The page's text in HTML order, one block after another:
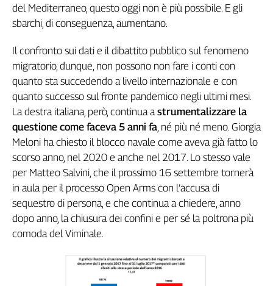
Cerca
Contatti
La
Social
del Mediterraneo, questo oggi non è più possibile. E gli
sbarchi, di conseguenza, aumentano.
Il confronto sui dati e il dibattito pubblico sul fenomeno
migratorio, dunque, non possono non fare i conti con
quanto sta succedendo a livello internazionale e con
quanto successo sul fronte pandemico negli ultimi mesi.
La destra italiana, però, continua astrumentalizzare la
questione come faceva 5 anni fa, né più né meno. Giorgia
Meloni ha chiesto il blocco navale come aveva già fatto lo
scorso anno, nel 2020 e anche nel 2017. Lo stesso vale
per Matteo Salvini, che il prossimo 16 settembre tornerà
in aula per il processo Open Arms con l’accusa di
sequestro di persona, e che continua a chiedere, anno
dopo anno, la chiusura dei confini e per sé la poltrona più
comoda del Viminale.